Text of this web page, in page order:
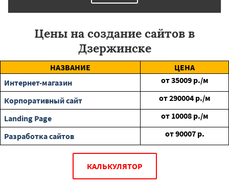
Цены на создание сайтов в
Дзержинске
НАЗВАНИЕ
ЦЕНА
Интернет-магазин
от35009 р./м
Корпоративный сайт
от290004 р./м
Landing Page
от 10008 р./м
Разработка сайтов
от90007 р.
КАЛЬКУЛЯТОР